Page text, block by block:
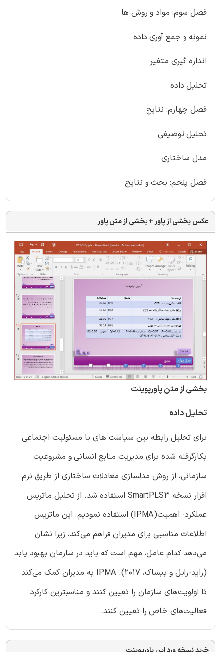
فصل سوم: مواد و روش ها
نمونه و جمع آوری داده
انداره گیری متغیر
تحلیل داده
فصل چهارم: نتایج
تحلیل توصیفی
مدل ساختاری
فصل پنجم: بحث و نتایج
عکس بخشی از پاور + بخشی از متن پاور
بخشی از متن پاورپوینت
تحلیل داده
برای تحلیل رابطه بین سیاست های با مسئولیت اجتماعی
بکارگرفته شده برای مدیریت منابع انسانی و مشروعیت
سازمانی، از روش مدلسازی معادلات ساختاری از طریق نرم
افزار نسخه SmartPLS3 استفاده شد. از تحلیل ماتریس
عملکرد- اهمیت(IPMA) استفاده نمودیم. این ماتریس
اطلاعات مناسبی برای مدیران فراهم می‌کند، زیرا نشان
می‌دهد کدام عامل، مهم است که باید در سازمان بهبود یابد
(راید-رابل و بیساک، 2017). IPMA به مدیران کمک می‌کند
تا اولویت‌های سازمان را تعیین کنند و مناسبترین کارکرد
فعالیت‌های خاص را تعیین کنند.